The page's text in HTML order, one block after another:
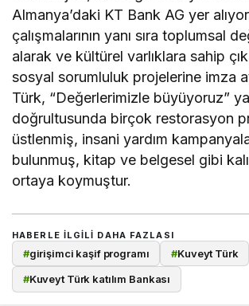
Almanya’daki KT Bank AG yer
çalışmalarının yanı sıra toplumsal
alarak ve kültürel varlıklara sahip
sosyal sorumluluk projelerine imza
Türk, “Değerlerimizle büyüyoruz”
doğrultusunda birçok restorasyon
üstlenmiş, insani yardım
bulunmuş, kitap ve belgesel gibi
ortaya koymuştur.
HABERLE ILGILI DAHA FAZLASI
#girişimci kaşif programı #Kuveyt Türk
#Kuveyt Türk katılım Bankası